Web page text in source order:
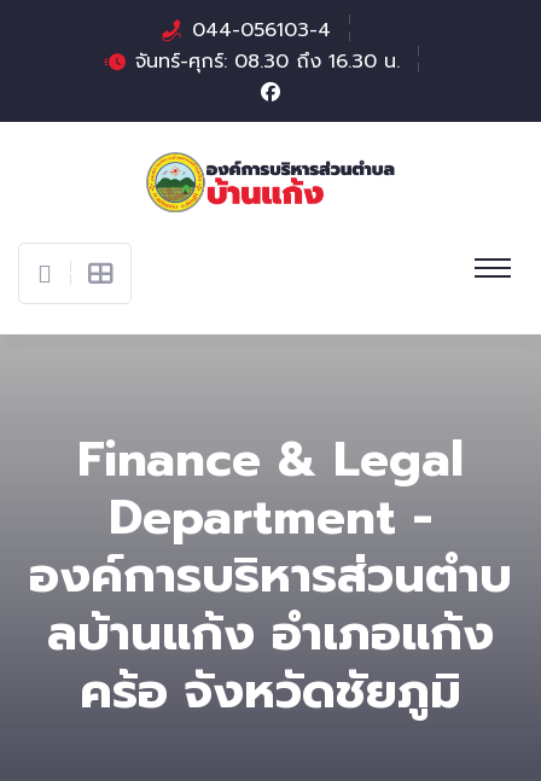
044-056103-4
จันทร์-ศุกร์: 08.30 ถึง 16.30 น.
Finance & Legal
Department -
องค์การบริหารส่วนตําบ
ลบ้านแก้ง อำเภอแก้ง
คร้อ จังหวัดชัยภูมิ